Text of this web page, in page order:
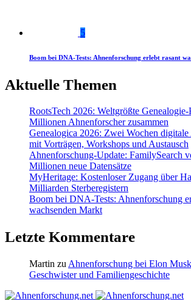
5
Boom bei DNA-Tests: Ahnenforschung erlebt rasant
Aktuelle Themen
RootsTech 2026: Weltgrößte
Millionen Ahnenforscher zusammen
Genealogica 2026: Zwei Wochen
mit Vorträgen, Workshops und Austausch
Ahnenforschung-Update: FamilySearch
Millionen neue Datensätze
MyHeritage: Kostenloser Zugang über
Milliarden Sterberegistern
Boom bei DNA-Tests: Ahnenforschung
wachsenden Markt
Letzte Kommentare
Martin zu Ahnenforschung bei Elon
Geschwister und Familiengeschichte